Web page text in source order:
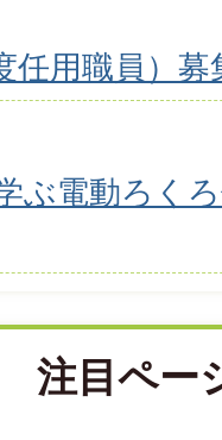
任用職員）募
ぶ電動ろく
注目ペー